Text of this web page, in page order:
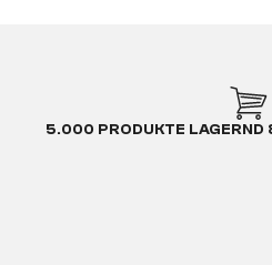
5.000 PRODUKTE LAGERND